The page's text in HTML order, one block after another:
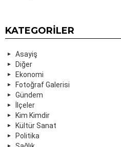
KATEGORILER
Asayiş
Diğer
Ekonomi
Fotoğraf Galerisi
Gündem
İlçeler
Kim Kimdir
Kültür Sanat
Politika